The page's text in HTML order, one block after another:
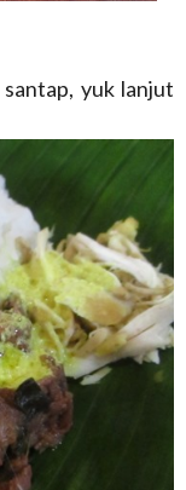
yuk lanjut